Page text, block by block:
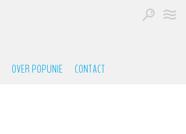
OVER POPUNIE CONTACT